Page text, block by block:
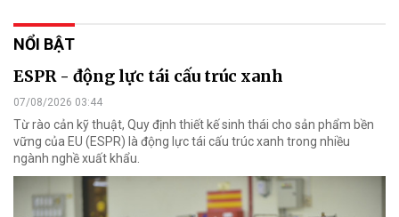
NỔI BẬT
ESPR - động lực tái cấu trúc xanh
07/08/2026 03:44
Từ rào cản kỹ thuật, Quy định thiết kế sinh thái cho sản phẩm bền
vững của EU (ESPR) là động lực tái cấu trúc xanh trong nhiều
ngành nghề xuất khẩu.